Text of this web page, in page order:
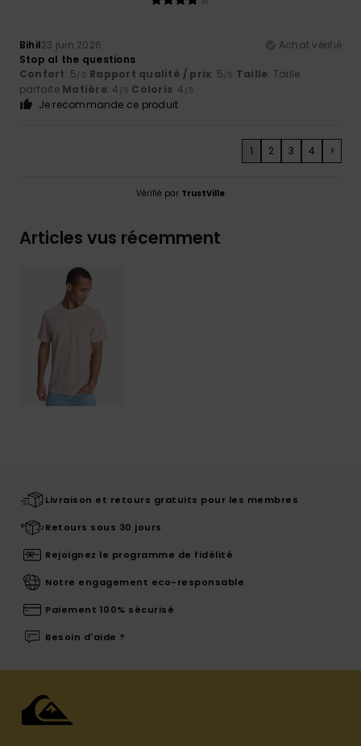
Bihil23 juin 2026
Achat vérifié
Stop al the questions
Confort: 5/5 Rapport qualité / prix: 5/5 Taille: Taille
parfaite Matière: 4 /5 Coloris: 4 /5
Je recommande ce produit
1 2 3 4 >
Vérifié par TrustVille
Articles vus récemment
Livraison et retours gratuits pour les membres
Retours sous 30 jours
Rejoignez le programme de fidélité
Notre engagement eco-responsable
Paiement 100% sécurisé
Besoin d'aide ?